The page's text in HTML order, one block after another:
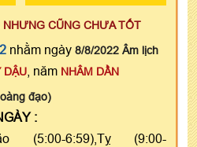
NHƯNG CŨNG CHƯA TỐT
nhằm ngày 8/8/2022 Âm lịch
DẬU , năm NHÂM DẦN
đạo)
:
(5:00-6:59),Tỵ (9:00-